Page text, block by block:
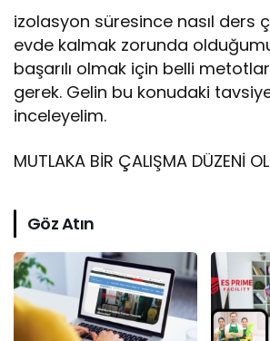
izolasyon süresince nasıl ders
evde kalmak zorunda
başarılı olmak için belli
gerek. Gelin bu konudaki
inceleyelim.
MUTLAKA BİR ÇALIŞMA DÜZENİ
Göz Atın